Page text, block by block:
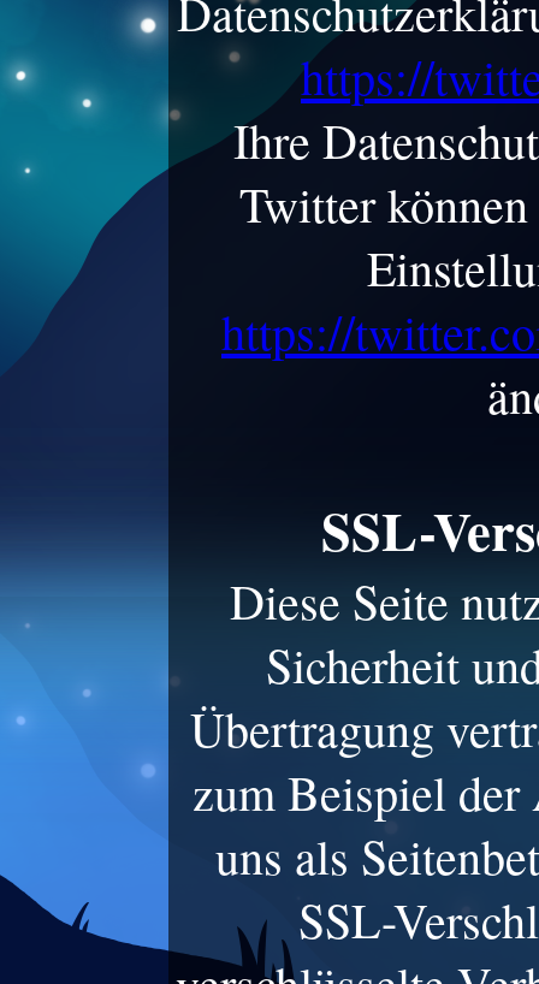
https://
Ihre
Twitter
https://
SSL-
Diese Seite
Sicherheit
Übertragung
zum Beispiel der
uns als
SSL-